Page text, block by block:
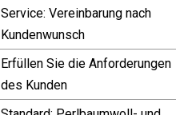
Service: Vereinbarung nach
Kundenwunsch
Erfüllen Sie die Anforderungen
des Kunden